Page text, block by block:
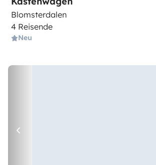
Blomsterdalen
4 Reisende
Neu